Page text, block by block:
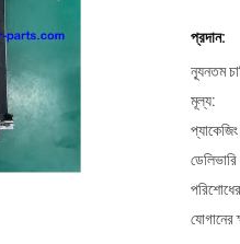
প্রদান:
ন্যূনতম
মূল্য:
যোগানের